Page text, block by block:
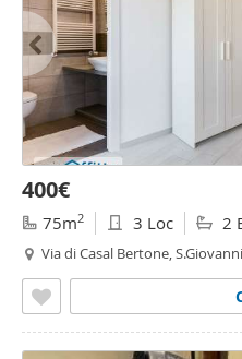
400€
75m2 3 Loc 2
Via di Casal Bertone,